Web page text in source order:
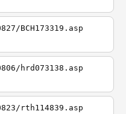
BCH173319.asp
hrd073138.asp
rth114839.asp